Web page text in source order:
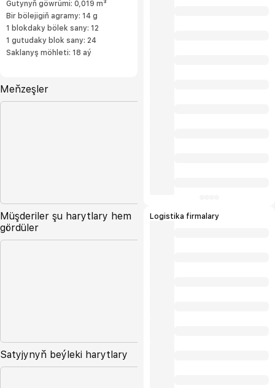
Gutynyň göwrümi: 0,019 m³
Bir bölejigiň agramy: 14 g
1 blokdaky bölek sany: 12
1 gutudaky blok sany: 24
Saklanyş möhleti: 18 aý
Meňzeşler
Müşderiler şu harytlary hem
gördüler
Satyjynyň beýleki harytlary
Logistika firmalary